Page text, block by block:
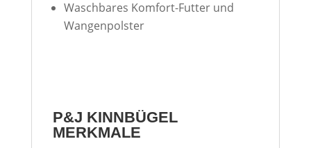
Waschbares Komfort-Futter und
Wangenpolster
P&J KINNBÜGEL
MERKMALE